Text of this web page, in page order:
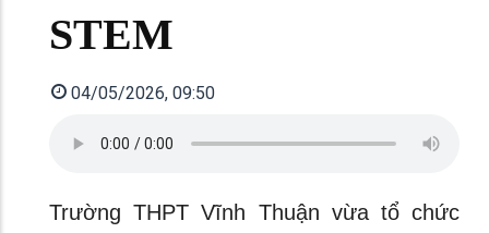
STEM
04/05/2026, 09:50
Trường THPT Vĩnh Thuận vừa tổ chức